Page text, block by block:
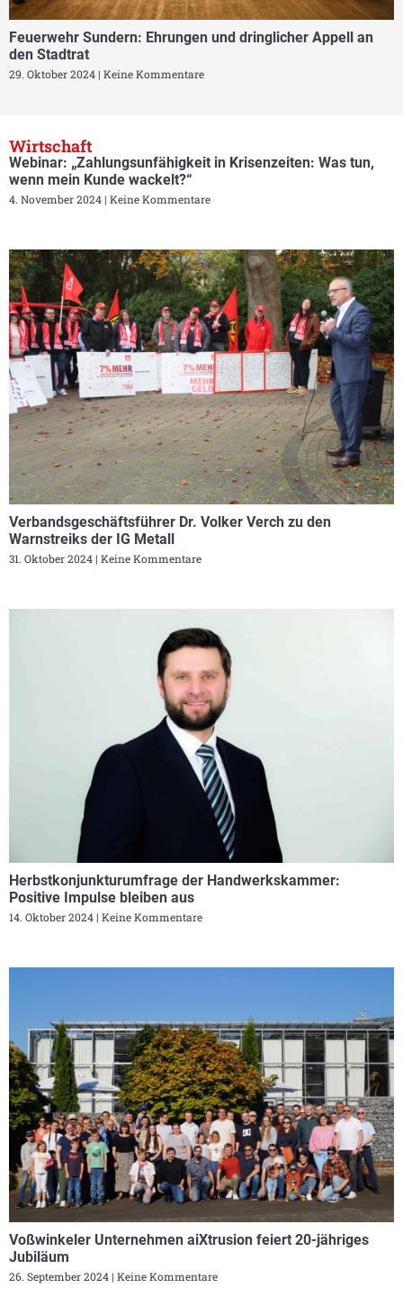
Feuerwehr Sundern: Ehrungen und dringlicher Appell an
den Stadtrat
29. Oktober 2024 Keine Kommentare
Wirtschaft
Webinar: „Zahlungsunfähigkeit in Krisenzeiten: Was tun,
wenn mein Kunde wackelt?“
4. November 2024 Keine Kommentare
Verbandsgeschäftsführer Dr. Volker Verch zu den
Warnstreiks der IG Metall
31. Oktober 2024 Keine Kommentare
Herbstkonjunkturumfrage der Handwerkskammer:
Positive Impulse bleiben aus
14. Oktober 2024 Keine Kommentare
Voßwinkeler Unternehmen aiXtrusion feiert 20-jähriges
Jubiläum
26. September 2024 Keine Kommentare